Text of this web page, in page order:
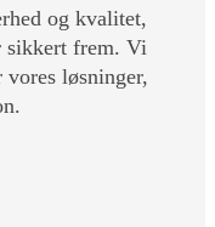
og kvalitet,
sikkert frem. Vi
løsninger,